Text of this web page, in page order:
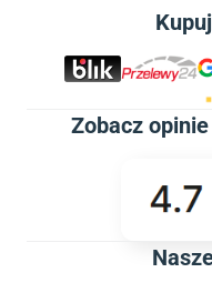
Zobacz